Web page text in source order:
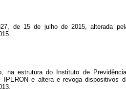
de 15 de julho de 2015, alterada
na estrutura do Instituto de
e altera e revoga dispositivos